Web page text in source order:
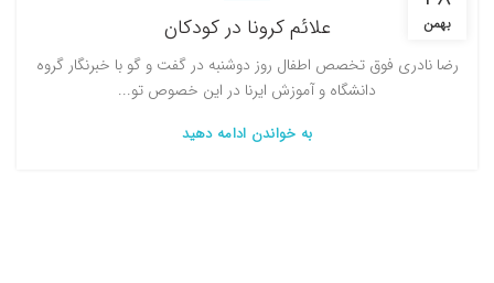
بهمن علائم کرونا در کودکان
رضا نادری فوق تخصص اطفال روز دوشنبه در گفت و گو با خبرنگار گروه
دانشگاه و آموزش ایرنا در این خصوص تو...
به خواندن ادامه دهید